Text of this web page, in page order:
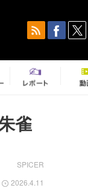
雀
SPICER
2026.4.11